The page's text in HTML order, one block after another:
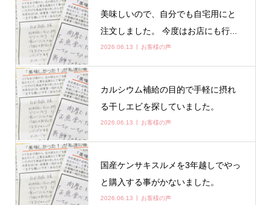
美味しいので、自分でも自宅用にと
注文しました。 今度はお店にも行...
2026.06.13 お客様の声
カルシウム補給の目的で手軽に摂れ
る干しエビを探していました。
2026.06.13 お客様の声
国産ケンサキスルメを3年越しでやっ
と購入する事がかないました。
2026.06.13 お客様の声